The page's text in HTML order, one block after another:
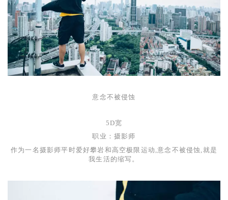
意念不被侵蚀
5D宽
职业：摄影师
作为一名摄影师平时爱好攀岩和高空极限运动,意念不被侵蚀,就是
我生活的缩写。